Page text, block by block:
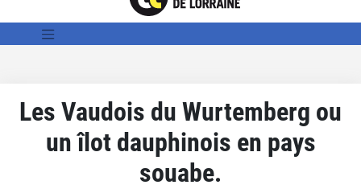
Les Vaudois du Wurtemberg ou
un îlot dauphinois en pays
souabe.